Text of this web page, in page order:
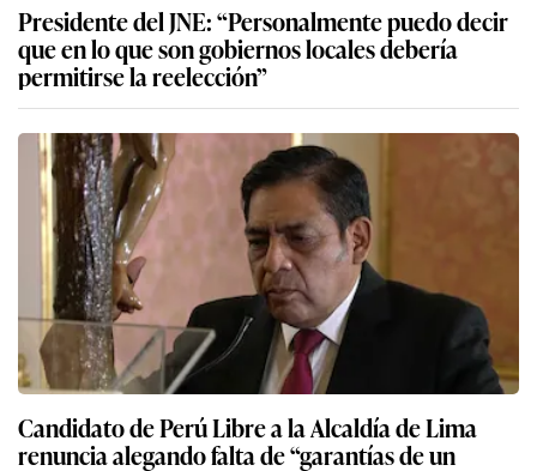
Presidente del JNE: “Personalmente puedo decir
que en lo que son gobiernos locales debería
permitirse la reelección”
Candidato de Perú Libre a la Alcaldía de Lima
renuncia alegando falta de “garantías de un